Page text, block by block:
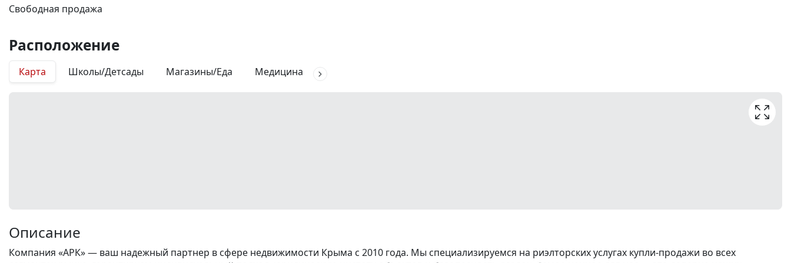
Свободная продажа
Расположение
Карта Школы/Детсады Магазины/Еда Медицина
Описание
Компания «АРК» — ваш надежный партнер в сфере недвижимости Крыма с 2010 года. Мы специализируемся на риэлторских услугах купли-продажи во всех